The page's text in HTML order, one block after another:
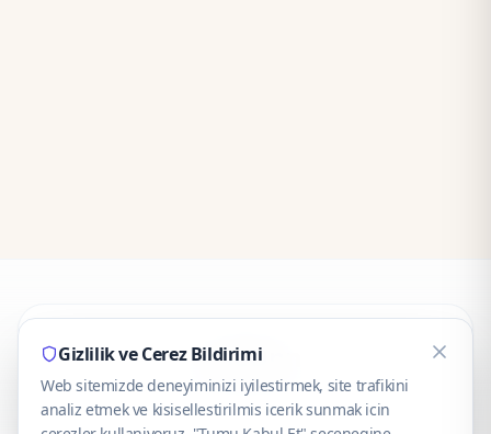
CaseOnn
© 2025 CaseOnn. Tüm hakları saklıdır.
Gizlilik ve Cerez Bildirimi
Web sitemizde deneyiminizi iyilestirmek, site trafikini
analiz etmek ve kisisellestirilmis icerik sunmak icin